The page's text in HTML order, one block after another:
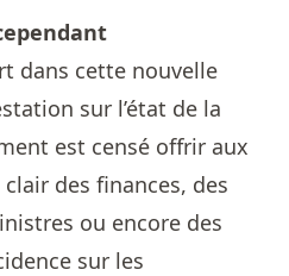
dans cette nouvelle
sur l’état de la
est censé offrir aux
des finances, des
ou encore des
sur les